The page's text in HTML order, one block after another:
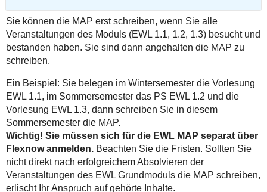
Sie können die MAP erst schreiben, wenn Sie alle
Veranstaltungen des Moduls (EWL 1.1, 1.2, 1.3) besucht und
bestanden haben. Sie sind dann angehalten die MAP zu
schreiben.
Ein Beispiel: Sie belegen im Wintersemester die Vorlesung
EWL 1.1, im Sommersemester das PS EWL 1.2 und die
Vorlesung EWL 1.3, dann schreiben Sie in diesem
Sommersemester die MAP.
Wichtig! Sie müssen sich für die EWL MAP separat über
Flexnow anmelden.Beachten Sie die Fristen. Sollten Sie
nicht direkt nach erfolgreichem Absolvieren der
Veranstaltungen des EWL Grundmoduls die MAP schreiben,
erlischt Ihr Anspruch auf gehörte Inhalte.